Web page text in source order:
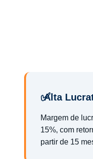
Alta
Margem de
15%, com
partir de 15